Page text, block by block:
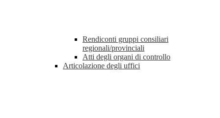
Rendiconti gruppi consiliari
regionali/provinciali
Atti degli organi di controllo
Articolazione degli uffici